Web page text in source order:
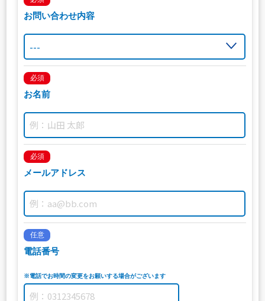
お問い合わせ内容
必須
お名前
必須
メールアドレス
任意
電話番号
※電話でお時間の変更をお願いする場合がございます